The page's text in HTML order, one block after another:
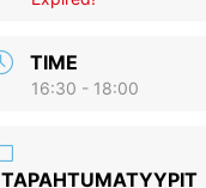
TIME
16:30 - 18:00
TAPAHTUMATYYPIT